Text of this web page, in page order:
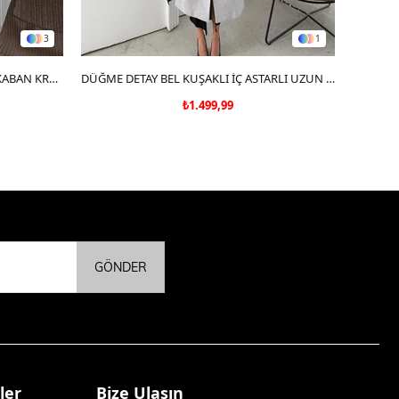
3
BEL KEMER DETAY İÇ ASTARLI KAŞE KABAN KREM
1
SEPETE EKLE
DÜĞME DETAY BEL KUŞAKLI İÇ ASTARLI UZUN KAŞE KABAN GRİ DRL
₺1.499,99
GÖNDER
Bize Ulaşın